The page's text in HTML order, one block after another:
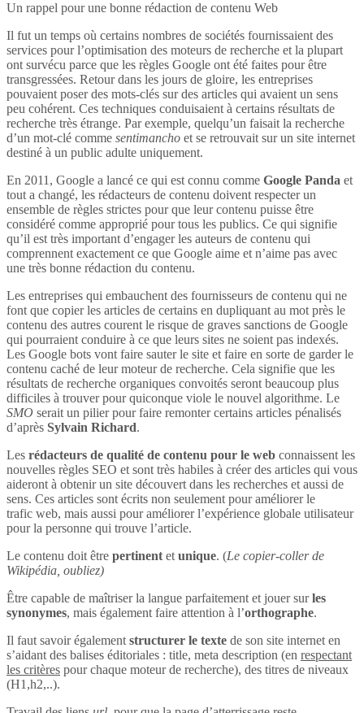
Un rappel pour une bonne rédaction de contenu Web
Il fut un temps où certains nombres de sociétés fournissaient des
services pour l’optimisation des moteurs de recherche et la plupart
ont survécu parce que les règles Google ont été faites pour être
transgressées. Retour dans les jours de gloire, les entreprises
pouvaient poser des mots-clés sur des articles qui avaient un sens
peu cohérent. Ces techniques conduisaient à certains résultats de
recherche très étrange. Par exemple, quelqu’un faisait la recherche
d’un mot-clé comme sentimancho et se retrouvait sur un site internet
destiné à un public adulte uniquement.
En 2011, Google a lancé ce qui est connu comme Google Panda et
tout a changé, les rédacteurs de contenu doivent respecter un
ensemble de règles strictes pour que leur contenu puisse être
considéré comme approprié pour tous les publics. Ce qui signifie
qu’il est très important d’engager les auteurs de contenu qui
comprennent exactement ce que Google aime et n’aime pas avec
une très bonne rédaction du contenu.
Les entreprises qui embauchent des fournisseurs de contenu qui ne
font que copier les articles de certains en dupliquant au mot près le
contenu des autres courent le risque de graves sanctions de Google
qui pourraient conduire à ce que leurs sites ne soient pas indexés.
Les Google bots vont faire sauter le site et faire en sorte de garder le
contenu caché de leur moteur de recherche. Cela signifie que les
résultats de recherche organiques convoités seront beaucoup plus
difficiles à trouver pour quiconque viole le nouvel algorithme. Le
SMO serait un pilier pour faire remonter certains articles pénalisés
d’après Sylvain Richard.
Les rédacteurs de qualité de contenu pour le web connaissent les
nouvelles règles SEO et sont très habiles à créer des articles qui vous
aideront à obtenir un site découvert dans les recherches et aussi de
sens. Ces articles sont écrits non seulement pour améliorer le
trafic web, mais aussi pour améliorer l’expérience globale utilisateur
pour la personne qui trouve l’article.
Le contenu doit être pertinent et unique. (Le copier-coller de
Wikipédia, oubliez)
Être capable de maîtriser la langue parfaitement et jouer surles
synonymes, mais également faire attention à l’orthographe.
Il faut savoir également structurer le texte de son site internet en
s’aidant des balises éditoriales : title, meta description (en respectant
les critères pour chaque moteur de recherche), des titres de niveaux
(H1,h2,..).